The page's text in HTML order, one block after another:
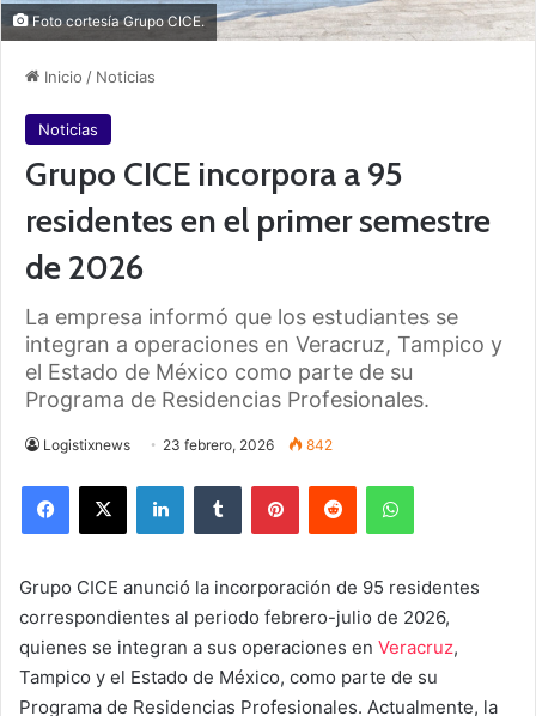
Foto cortesía Grupo CICE.
Inicio / Noticias
Noticias
Grupo CICE incorpora a 95
residentes en el primer semestre
de 2026
La empresa informó que los estudiantes se
integran a operaciones en Veracruz, Tampico y
el Estado de México como parte de su
Programa de Residencias Profesionales.
Logistixnews 23 febrero, 2026 842
Grupo CICE anunció la incorporación de 95 residentes
correspondientes al periodo febrero-julio de 2026,
quienes se integran a sus operaciones en Veracruz,
Tampico y el Estado de México, como parte de su
Programa de Residencias Profesionales. Actualmente, la